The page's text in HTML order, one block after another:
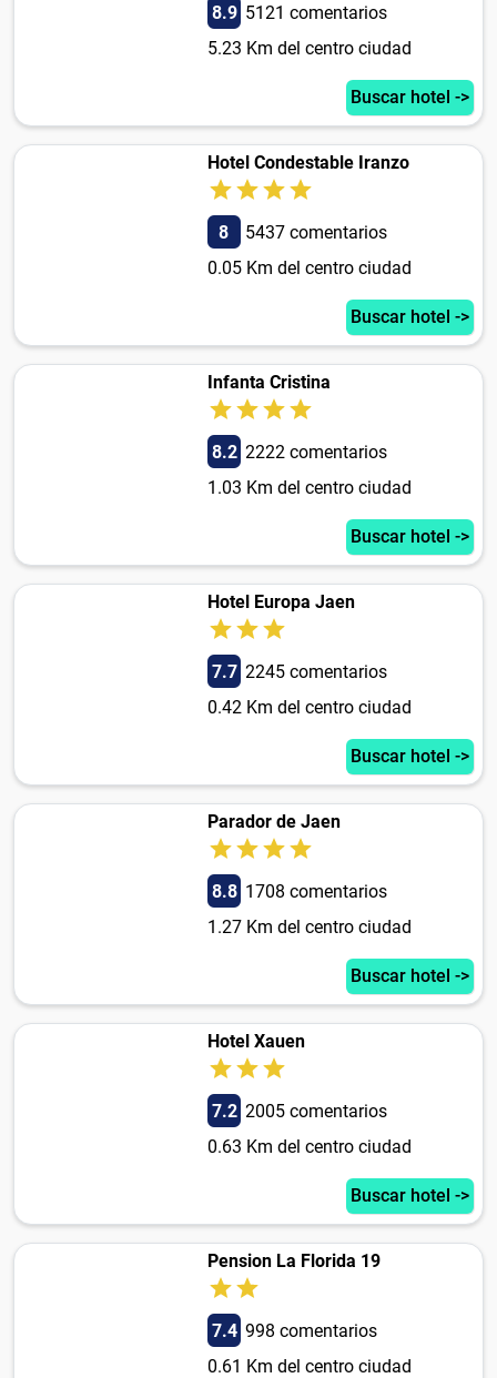
8.9 5121 comentarios
5.23 Km del centro ciudad
Buscar hotel ->
Hotel Condestable Iranzo
8
5437 comentarios
0.05 Km del centro ciudad
Buscar hotel ->
Infanta Cristina
8.2 2222 comentarios
1.03 Km del centro ciudad
Buscar hotel ->
Hotel Europa Jaen
7.7 2245 comentarios
0.42 Km del centro ciudad
Buscar hotel ->
Parador de Jaen
8.8 1708 comentarios
1.27 Km del centro ciudad
Buscar hotel ->
Hotel Xauen
7.2 2005 comentarios
0.63 Km del centro ciudad
Buscar hotel ->
Pension La Florida 19
7.4 998 comentarios
0.61 Km del centro ciudad